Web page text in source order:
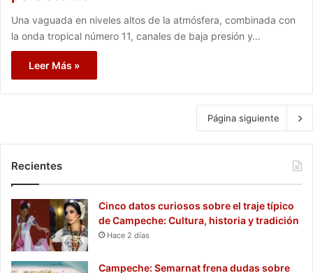
Una vaguada en niveles altos de la atmósfera, combinada con
la onda tropical número 11, canales de baja presión y…
Leer Más »
Página siguiente
Recientes
Cinco datos curiosos sobre el traje típico
de Campeche: Cultura, historia y tradición
Hace 2 días
Campeche: Semarnat frena dudas sobre